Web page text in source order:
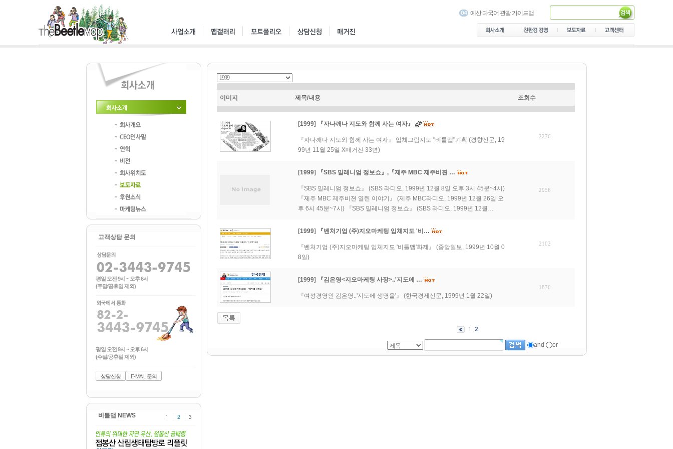
예산 다국어 관광 가이드맵
용산가족공원 다국어 안내지
음성군 관광안내지도 제작
의정부 숲길 안내지도
도
도
회사개요
CEO인사말
회사위치도
보도자료
후원소식
마케팅뉴스
고객상담 문의
평일 오전 9시 ~ 오후 6시
(주말/공휴일 제외)
평일 오전 9시 ~ 오후 6시
(주말/공휴일 제외)
상담신청 E-MAIL 문의
비틀맵 NEWS
이미지 제목/내용 조회수
[1999] 『자나깨나 지도와 함께 사는 여자』
『자나깨나 지도와 함께 사는 여자』 입체그림지도 "비틀맵"기획 (경향신문, 19
99년 11월 25일 X매거진 33면)
2276
[1999] 『SBS 밀레니엄 정보쇼』,『제주 MBC 제주비젼 …
『SBS 밀레니엄 정보쇼』 (SBS 라디오, 1999년 12월 8일 오후 3시 45분~4시)
『제주 MBC 제주비젼 열린 이야기』 (제주 MBC라디오, 1999년 12월 26일 오
후 6시 45분~7시) 『SBS 밀레니엄 정보쇼』 (SBS 라디오, 1999년 12월…
2956
[1999] 『벤처기업 (주)지오마케팅 입체지도 '비…
『벤처기업 (주)지오마케팅 입체지도 '비틀맵'화제』 (중앙일보, 1999년 10월 0
8일)
2102
[1999] 『김은영<지오마케팅 사장>..'지도에 …
『여성경영인 김은영..'지도에 생명을'』 (한국경제신문, 1999년 1월 22일)
1870
1 2
and or